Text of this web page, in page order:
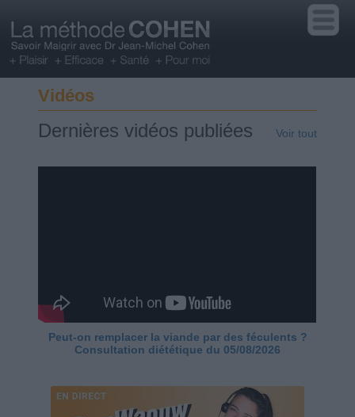
Vidéos
Dernières vidéos publiées Voir tout
Peut-on remplacer la viande par des féculents ?
Consultation diététique du 05/08/2026